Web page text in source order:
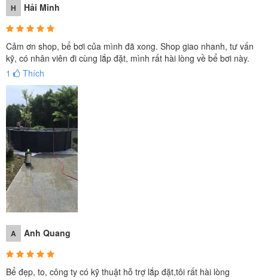
H Hải Minh
Cảm ơn shop, bể bơi của mình đã xong. Shop giao nhanh, tư vấn
kỹ, có nhân viên đi cùng lắp đặt, mình rất hài lòng về bể bơi này.
1
Thích
A Anh Quang
Bể đẹp, to, công ty có kỹ thuật hỗ trợ lắp đặt,tôi rất hài lòng